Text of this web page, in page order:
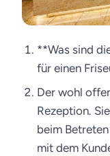
**Was sind
für einen
Der wohl
Rezeption.
beim
mit dem